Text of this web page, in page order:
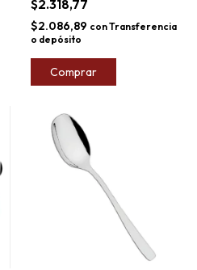
$2.318,77
$2.086,89 conTransferencia
o depósito
Comprar